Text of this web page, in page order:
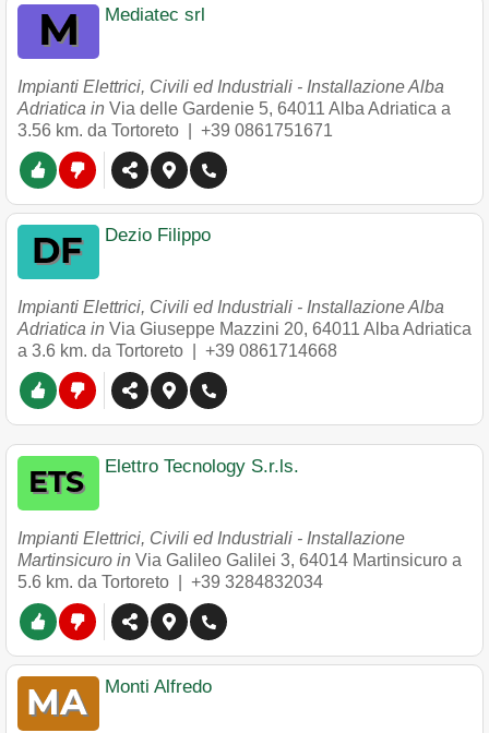
Mediatec srl
Impianti Elettrici, Civili ed Industriali - Installazione Alba
Adriatica in Via delle Gardenie 5, 64011 Alba Adriatica a
3.56 km. da Tortoreto | +39 0861751671
Dezio Filippo
Impianti Elettrici, Civili ed Industriali - Installazione Alba
Adriatica in Via Giuseppe Mazzini 20, 64011 Alba Adriatica
a 3.6 km. da Tortoreto | +39 0861714668
Elettro Tecnology S.r.ls.
Impianti Elettrici, Civili ed Industriali - Installazione
Martinsicuro in Via Galileo Galilei 3, 64014 Martinsicuro a
5.6 km. da Tortoreto | +39 3284832034
Monti Alfredo